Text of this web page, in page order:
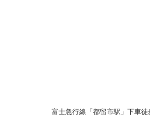
富士急行線「都留市駅」下車徒